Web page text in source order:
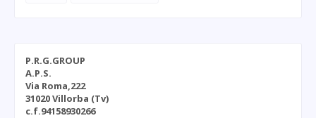
P.R.G.GROUP
A.P.S.
Via Roma,222
31020 Villorba (Tv)
c.f.94158930266